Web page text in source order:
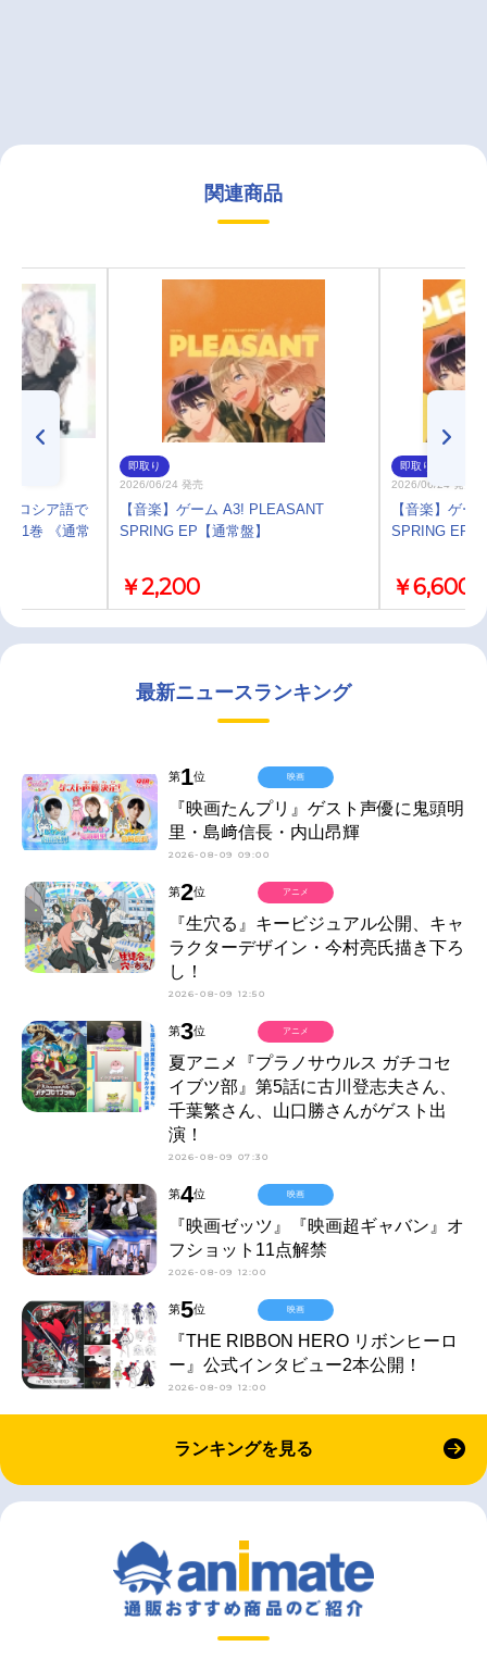
関連商品
ロシア語で
第1巻 《通常
即取り
2026/06/24 発売
【音楽】ゲーム A3! PLEASANT
SPRING EP【通常盤】
￥2,200
即取り
2026/06/24 発売
【音楽】ゲー
SPRING EP
￥6,600
最新ニュースランキング
第1位
『映画たんプリ』ゲスト声優に鬼頭明
里・島﨑信長・内山昂輝
2026-08-09 09:00
映画
第2位
『生穴る』キービジュアル公開、キャ
ラクターデザイン・今村亮氏描き下ろ
し！
2026-08-09 12:50
アニメ
第3位
夏アニメ『プラノサウルス ガチコセ
イブツ部』第5話に古川登志夫さん、
千葉繁さん、山口勝さんがゲスト出
演！
2026-08-09 07:30
アニメ
第4位
『映画ゼッツ』『映画超ギャバン』オ
フショット11点解禁
2026-08-09 12:00
映画
第5位
『THE RIBBON HERO リボンヒーロ
ー』公式インタビュー2本公開！
2026-08-09 12:00
映画
ランキングを見る